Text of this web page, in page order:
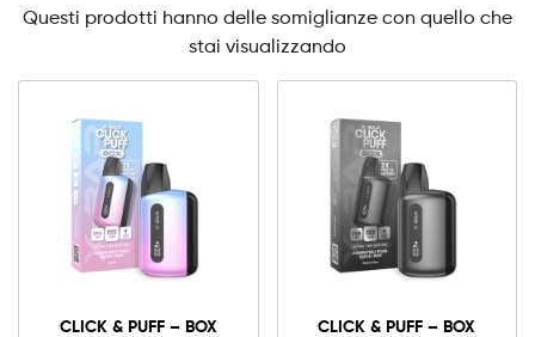
Questi prodotti hanno delle somiglianze con quello che
stai visualizzando
CLICK & PUFF – BOX
Puff
quantità
CLICK & PUFF – BOX
Puff
gray